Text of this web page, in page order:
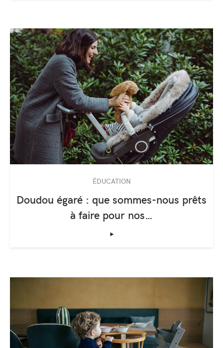
ÉDUCATION
Doudou égaré : que sommes-nous prêts
à faire pour nos…
‣